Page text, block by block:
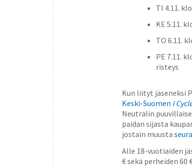
TI 4.11.
KE 5.11.
TO 6.11.
PE 7.11.
risteys
Kun liityt jäseneksi
Keski-Suomen I
Neutralin
paidan sijasta
jostain muusta
Alle 18-vuotiaiden
€ sekä perheiden 60